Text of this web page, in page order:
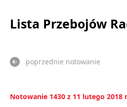
Lista Przebojów
poprzednie notowanie
Notowanie 1430 z 11 lutego 2018